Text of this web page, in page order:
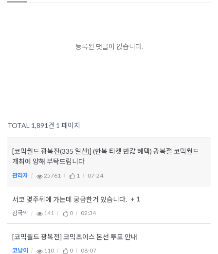
등록된 댓글이 없습니다.
TOTAL 1,891건 1 페이지
[코믹월드 광복전(335 일산)] (한복 티켓 반값 혜택) 광복절 코믹월드
개최에 양해 부탁드립니다
관리자 25761 1 07-24
서코 몆주뒤에 가는데 궁금한거 있습니다. + 1
김국악 141 0 02:34
[코믹월드 광복전] 코믹초이스 본선 투표 안내
코냥이 110 0 08-07